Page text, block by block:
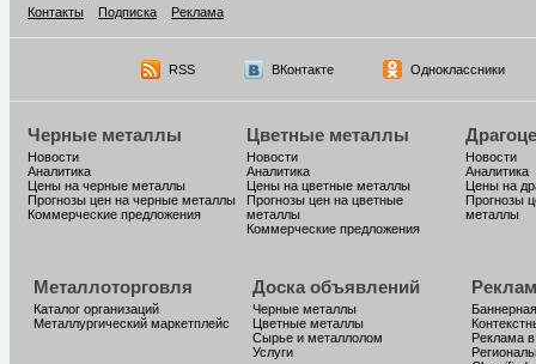
Контакты
Подписка Реклама
RSS ВКонтакте Одноклассники
Черные металлы
Новости
Аналитика
Цены на черные металлы
Прогнозы цен на черные металлы
Коммерческие предложения
Цветные металлы
Новости
Аналитика
Цены на цветные металлы
Прогнозы цен на цветные
металлы
Коммерческие предложения
Новости
Аналитика
Цены на
Прогнозы
металлы
Металлоторговля
Каталог организаций
Металлургический маркетплейс
Доска объявлений
Черные металлы
Цветные металлы
Сырье и металлолом
Услуги
Реклама